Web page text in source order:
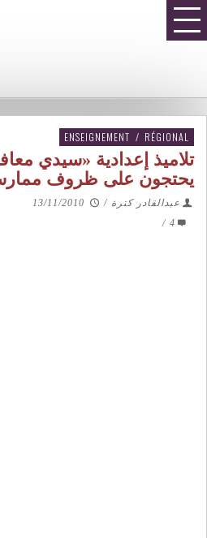
ENSEIGNEMENT / RÉGIONAL
تلاميذ إعدادية «سيدي
يحتجون على ظروف
عبدالقادر كترة /
13/11/2010
4
/